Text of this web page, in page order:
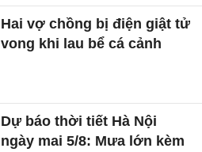
Hai vợ chồng bị điện giật tử
vong khi lau bể cá cảnh
Dự báo thời tiết Hà Nội
ngày mai 5/8: Mưa lớn kèm